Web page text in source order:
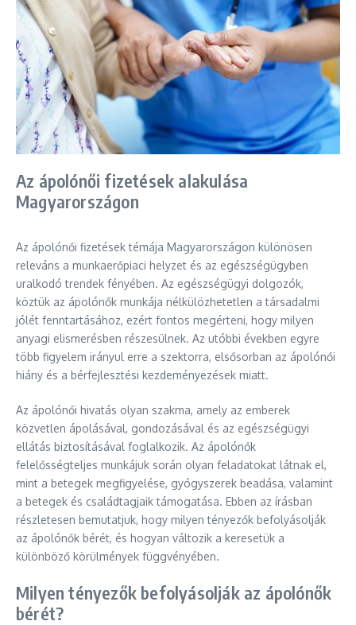
Az ápolónői fizetések alakulása
Magyarországon
Az ápolónői fizetések témája Magyarországon különösen
releváns a munkaerőpiaci helyzet és az egészségügyben
uralkodó trendek fényében. Az egészségügyi dolgozók,
köztük az ápolónők munkája nélkülözhetetlen a társadalmi
jólét fenntartásához, ezért fontos megérteni, hogy milyen
anyagi elismerésben részesülnek. Az utóbbi években egyre
több figyelem irányul erre a szektorra, elsősorban az ápolónői
hiány és a bérfejlesztési kezdeményezések miatt.
Az ápolónői hivatás olyan szakma, amely az emberek
közvetlen ápolásával, gondozásával és az egészségügyi
ellátás biztosításával foglalkozik. Az ápolónők
felelősségteljes munkájuk során olyan feladatokat látnak el,
mint a betegek megfigyelése, gyógyszerek beadása, valamint
a betegek és családtagjaik támogatása. Ebben az írásban
részletesen bemutatjuk, hogy milyen tényezők befolyásolják
az ápolónők bérét, és hogyan változik a keresetük a
különböző körülmények függvényében.
Milyen tényezők befolyásolják az ápolónők
bérét?